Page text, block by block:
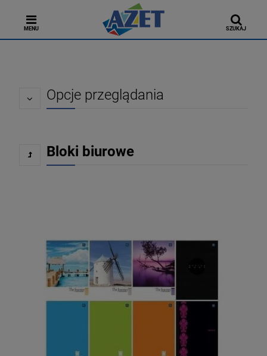
MENU SZUKAJ
Opcje przeglądania
Bloki biurowe